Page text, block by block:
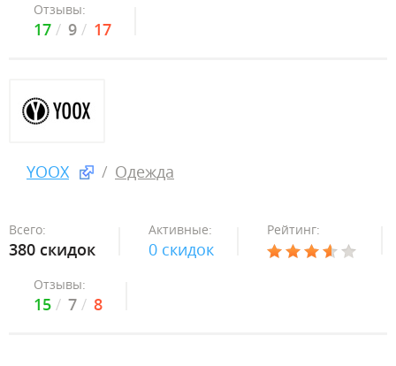
Отзывы:
17 9 17
YOOX Одежда
Всего:
380 скидок
Активные:
0 скидок
Рейтинг:
Отзывы:
15 7 8